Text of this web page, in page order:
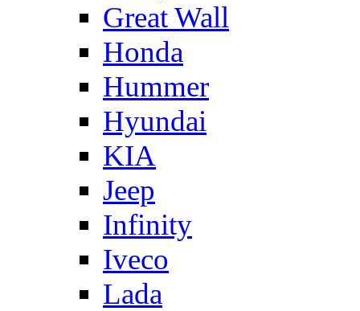
Great Wall
Honda
Hummer
Hyundai
KIA
Jeep
Infinity
Iveco
Lada